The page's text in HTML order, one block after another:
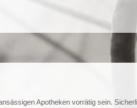
Apotheken vorrätig sein.